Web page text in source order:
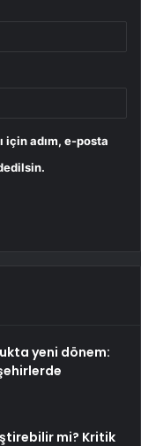
için adım, e-posta
yeni dönem:
mi? Kritik